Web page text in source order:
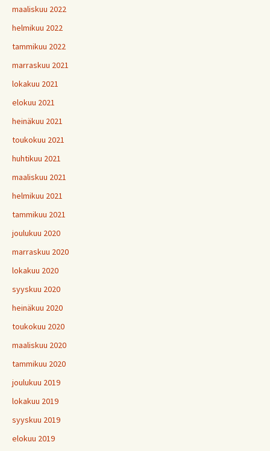
maaliskuu 2022
helmikuu 2022
tammikuu 2022
marraskuu 2021
lokakuu 2021
elokuu 2021
heinäkuu 2021
toukokuu 2021
huhtikuu 2021
maaliskuu 2021
helmikuu 2021
tammikuu 2021
joulukuu 2020
marraskuu 2020
lokakuu 2020
syyskuu 2020
heinäkuu 2020
toukokuu 2020
maaliskuu 2020
tammikuu 2020
joulukuu 2019
lokakuu 2019
syyskuu 2019
elokuu 2019